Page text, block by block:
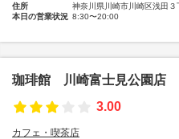
住所
神奈川県川崎市川崎区浅田３
本日の営業状況 8:30〜20:00
珈琲館 川崎富士見公園店
3.00
カフェ・喫茶店